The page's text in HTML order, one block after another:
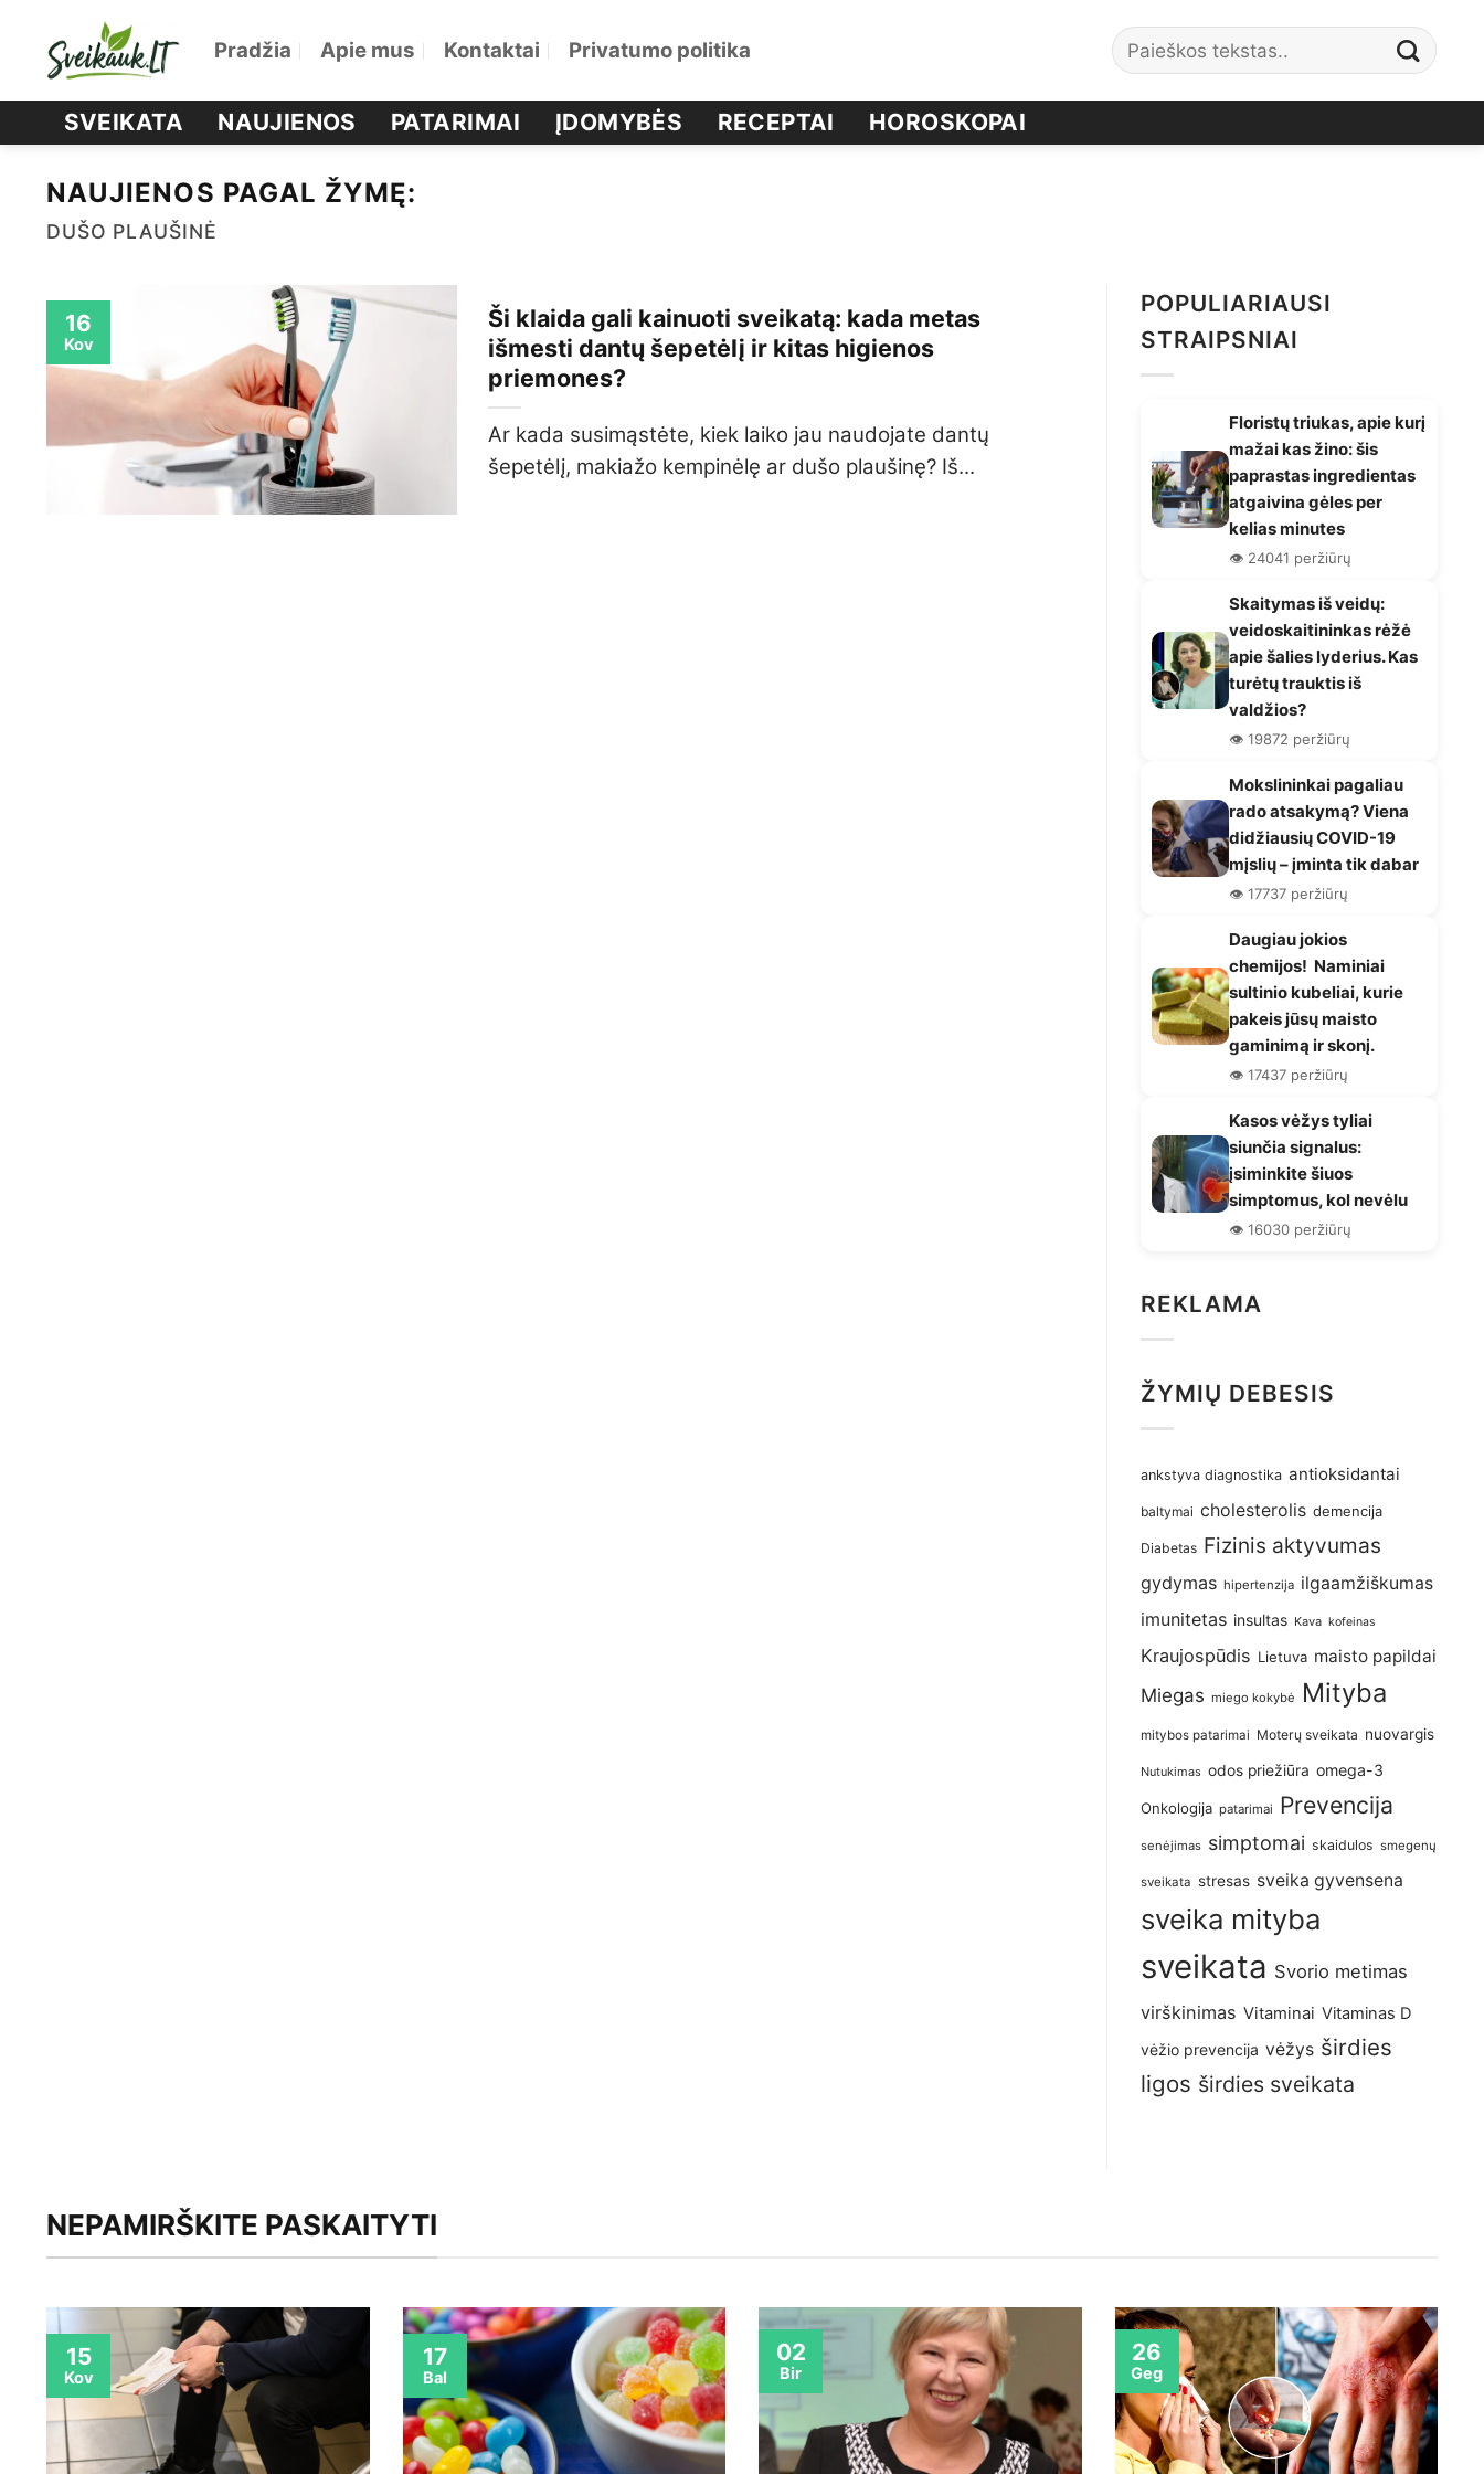
Pradžia Apie mus Kontaktai Privatumo politika
SVEIKATA NAUJIENOS PATARIMAI ĮDOMYBĖS RECEPTAI HOROSKOPAI
NAUJIENOS PAGAL ŽYMĘ:
DUŠO PLAUŠINĖ
Ši klaida gali kainuoti sveikatą: kada metas
išmesti dantų šepetėlį ir kitas higienos
priemones?
Ar kada susimąstėte, kiek laiko jau naudojate dantų
šepetėlį, makiažo kempinėlę ar dušo plaušinę? Iš...
16
Kov
POPULIARIAUSI
STRAIPSNIAI
Floristų triukas, apie kurį
mažai kas žino: šis
paprastas ingredientas
atgaivina gėles per
kelias minutes
👁️ 24041 peržiūrų
Skaitymas iš veidų:
veidoskaitininkas rėžė
apie šalies lyderius. Kas
turėtų trauktis iš
valdžios?
👁️ 19872 peržiūrų
Mokslininkai pagaliau
rado atsakymą? Viena
didžiausių COVID-19
mįslių – įminta tik dabar
👁️ 17737 peržiūrų
Daugiau jokios
chemijos! Naminiai
sultinio kubeliai, kurie
pakeis jūsų maisto
gaminimą ir skonį.
👁️ 17437 peržiūrų
Kasos vėžys tyliai
siunčia signalus:
įsiminkite šiuos
simptomus, kol nevėlu
👁️ 16030 peržiūrų
REKLAMA
ŽYMIŲ DEBESIS
ankstyva diagnostika antioksidantai
baltymai cholesterolis demencija
Diabetas Fizinis aktyvumas
gydymas hipertenzija ilgaamžiškumas
imunitetas insultas Kava kofeinas
Kraujospūdis Lietuva maisto papildai
Miegas miego kokybė Mityba
mitybos patarimai Moterų sveikata nuovargis
Nutukimas odos priežiūra omega-3
Onkologija patarimai Prevencija
senėjimas simptomai skaidulos smegenų
sveikata stresas sveika gyvensena
sveika mityba
sveikata Svorio metimas
virškinimas Vitaminai Vitaminas D
vėžio prevencija vėžys širdies
ligos širdies sveikata
NEPAMIRŠKITE PASKAITYTI
15
Kov
17
Bal
02
Bir
26
Geg